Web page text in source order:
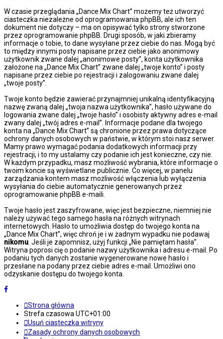
W czasie przeglądania „Dance Mix Chart” możemy też utworzyć
ciasteczka niezależne od oprogramowania phpBB, ale ich ten
dokument nie dotyczy – ma on opisywać tylko strony stworzone
przez oprogramowanie phpBB. Drugi sposób, w jaki zbieramy
informacje o tobie, to dane wysyłane przez ciebie do nas. Mogą być
to między innymi posty napisane przez ciebie jako anonimowy
użytkownik zwane dalej „anonimowe posty”, konta użytkownika
założone na „Dance Mix Chart” zwane dalej „twoje konto” i posty
napisane przez ciebie po rejestracji i zalogowaniu zwane dalej
„twoje posty”.
Twoje konto będzie zawierać przynajmniej unikalną identyfikacyjną
nazwę zwaną dalej „twoja nazwa użytkownika”, hasło używane do
logowania zwane dalej „twoje hasło” i osobisty aktywny adres e-mail
zwany dalej „twój adres e-mail”. Informacje podane dla twojego
konta na „Dance Mix Chart” są chronione przez prawa dotyczące
ochrony danych osobowych w państwie, w którym stoi nasz serwer.
Mamy prawo wymagać podania dodatkowych informacji przy
rejestracji, i to my ustalamy czy podanie ich jest konieczne, czy nie.
W każdym przypadku, masz możliwość wybrania, które informacje o
twoim koncie są wyświetlane publicznie. Co więcej, w panelu
zarządzania kontem masz możliwość włączenia lub wyłączenia
wysyłania do ciebie automatycznie generowanych przez
oprogramowanie phpBB e-maili.
Twoje hasło jest zaszyfrowane, więc jest bezpieczne, niemniej nie
należy używać tego samego hasła na różnych witrynach
internetowych. Hasło to umożliwia dostęp do twojego konta na
„Dance Mix Chart”, więc chroń je i w żadnym wypadku nie podawaj
nikomu . Jeśli je zapomnisz, użyj funkcji „Nie pamiętam hasła”.
Witryna poprosi cię o podanie nazwy użytkownika i adresu e-mail. Po
podaniu tych danych zostanie wygenerowane nowe hasło i
przesłane na podany przez ciebie adres e-mail. Umożliwi ono
odzyskanie dostępu do twojego konta.
Strona główna
Strefa czasowa UTC+01:00
Usuń ciasteczka witryny
Zasady ochrony danych osobowych